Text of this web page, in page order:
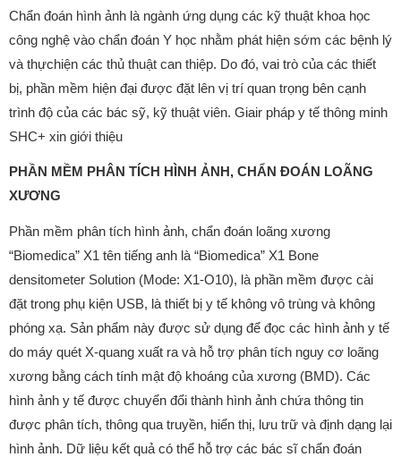
Chẩn đoán hình ảnh là ngành ứng dụng các kỹ thuật khoa học
công nghệ vào chẩn đoán Y học nhằm phát hiện sớm các bệnh lý
và thựchiện các thủ thuật can thiệp. Do đó, vai trò của các thiết
bị, phần mềm hiện đại được đặt lên vị trí quan trọng bên cạnh
trình độ của các bác sỹ, kỹ thuật viên. Giair pháp y tế thông minh
SHC+ xin giới thiệu
PHẦN MỀM PHÂN TÍCH HÌNH ẢNH, CHẨN ĐOÁN LOÃNG
XƯƠNG
Phần mềm phân tích hình ảnh, chẩn đoán loãng xương
“Biomedica” X1 tên tiếng anh là “Biomedica” X1 Bone
densitometer Solution (Mode: X1-O10), là phần mềm được cài
đặt trong phụ kiện USB, là thiết bị y tế không vô trùng và không
phóng xạ. Sản phẩm này được sử dụng để đọc các hình ảnh y tế
do máy quét X-quang xuất ra và hỗ trợ phân tích nguy cơ loãng
xương bằng cách tính mật độ khoáng của xương (BMD). Các
hình ảnh y tế được chuyển đổi thành hình ảnh chứa thông tin
được phân tích, thông qua truyền, hiển thị, lưu trữ và định dạng lại
hình ảnh. Dữ liệu kết quả có thể hỗ trợ các bác sĩ chẩn đoán